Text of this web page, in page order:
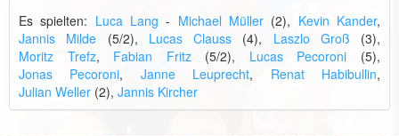
Es spielten: Luca Lang - Michael Müller (2), Kevin Kander,
Jannis Milde (5/2), Lucas Clauss (4), Laszlo Groß (3),
Moritz Trefz, Fabian Fritz(5/2), Lucas Pecoroni (5),
Jonas Pecoroni, Janne Leuprecht, Renat Habibullin,
Julian Weller (2), Jannis Kircher